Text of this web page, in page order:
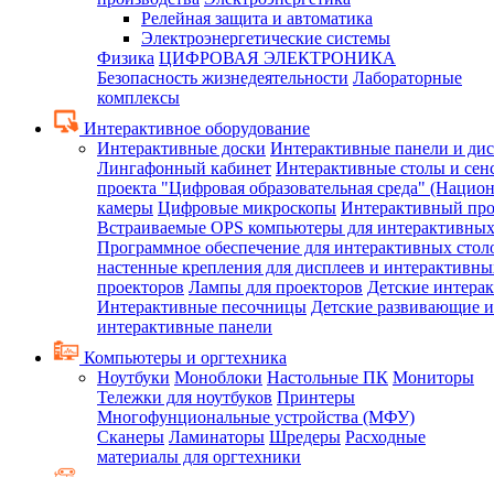
Релейная защита и автоматика
Электроэнергетические системы
Физика ЦИФРОВАЯ ЭЛЕКТРОНИКА
Безопасность жизнедеятельности Лабораторные
комплексы
Интерактивное оборудование
Интерактивные доски Интерактивные панели и
Лингафонный кабинет Интерактивные столы и
проекта "Цифровая образовательная среда"
камеры Цифровые микроскопы Интерактивный
Встраиваемые OPS компьютеры для
Программное обеспечение для интерактивных
настенные крепления для дисплеев и
проекторов Лампы для проекторов Детские
Интерактивные песочницы Детские развивающие
интерактивные панели
Компьютеры и оргтехника
Ноутбуки Моноблоки Настольные ПК Мониторы
Тележки для ноутбуков Принтеры
Многофунциональные устройства (МФУ)
Сканеры Ламинаторы Шредеры Расходные
материалы для оргтехники